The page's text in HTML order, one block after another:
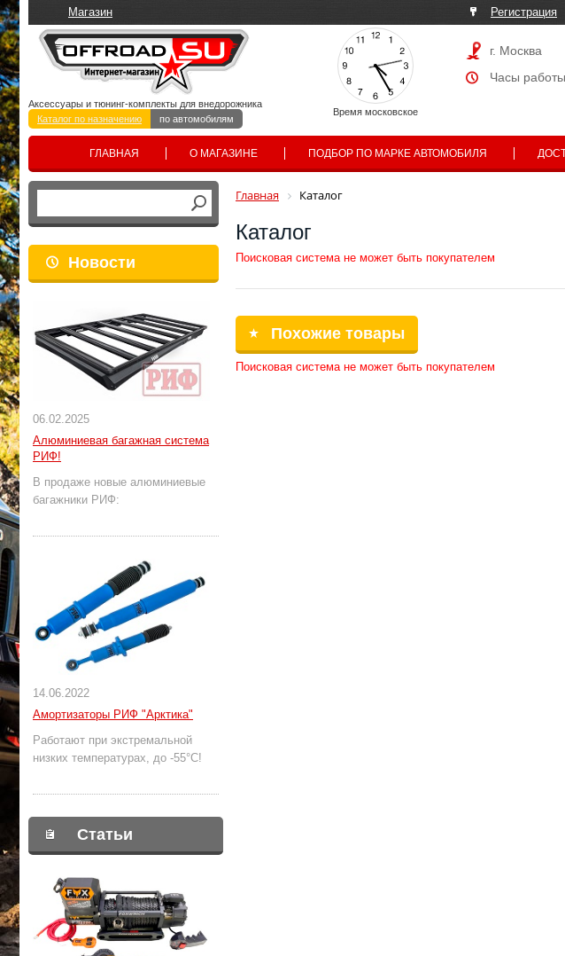
Магазин Регистрация
Время московское
Аксессуары и тюнинг-комплекты для внедорожника
Каталог по назначению
по автомобилям
г. Москва
Часы
ГЛАВНАЯ О МАГАЗИНЕ ПОДБОР ПО МАРКЕ АВТОМОБИЛЯ
Новости
06.02.2025
Алюминиевая багажная система
РИФ!
В продаже новые алюминиевые
багажники РИФ:
14.06.2022
Амортизаторы РИФ "Арктика"
Работают при экстремальной
низких температурах, до -55°С!
Статьи
Главная Каталог
Каталог
Поисковая система не может быть покупателем
Похожие товары
Поисковая система не может быть покупателем